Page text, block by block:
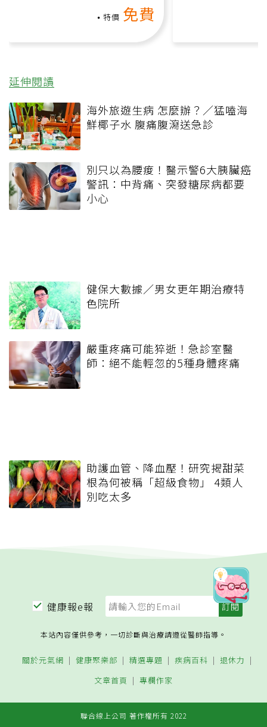
特價 免費
延伸閱讀
海外旅遊生病 怎麼辦？／猛嗑海
鮮椰子水 腹痛腹瀉送急診
別只以為腰痠！醫示警6大胰臟癌
警訊：中背痛、突發糖尿病都要
小心
健保大數據／男女更年期治療特
色院所
嚴重疼痛可能猝逝！急診室醫
師：絕不能輕忽的5種身體疼痛
助護血管、降血壓！研究揭甜菜
根為何被稱「超級食物」 4類人
別吃太多
健康報e報
本站內容僅供參考，一切診斷與治療請遵從醫師指導。
關於元氣網 健康聚樂部 精選專題 疾病百科
退休力
文章首頁
專欄作家
聯合線上公司 著作權所有 2022